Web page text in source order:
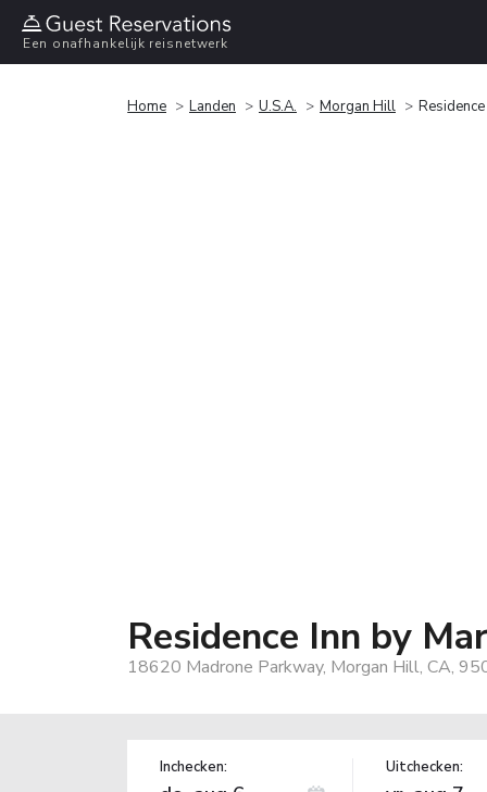
Een onafhankelijk reisnetwerk
Home Landen U.S.A. Morgan Hill
Residence Inn by
18620 Madrone Parkway, Morgan Hill, CA,
Inchecken: Uitchecken: